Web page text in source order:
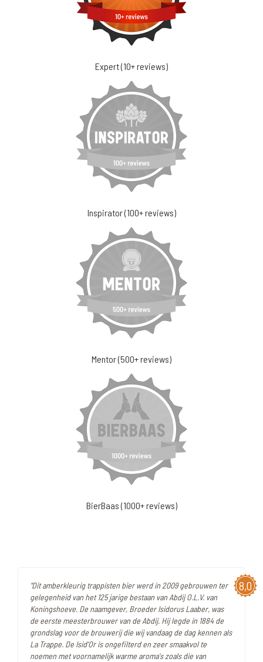
Expert (10+ reviews)
Inspirator (100+ reviews)
Mentor (500+ reviews)
BierBaas (1000+ reviews)
8,0
"Dit amberkleurig trappisten bier werd in 2009 gebrouwen ter
gelegenheid van het 125 jarige bestaan van Abdij O.L.V. van
Koningshoeve. De naamgever, Broeder Isidorus Laaber, was
de eerste meesterbrouwer van de Abdij. Hij legde in 1884 de
grondslag voor de brouwerij die wij vandaag de dag kennen als
La Trappe. De Isid'Or is ongefilterd en zeer smaakvol te
noemen met voornamelijk warme aroma's zoals die van